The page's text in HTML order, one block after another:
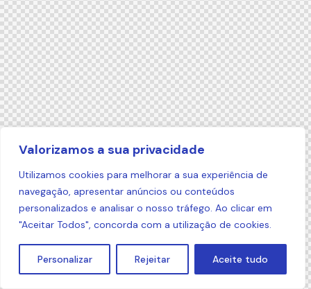
Valorizamos a sua privacidade
Utilizamos cookies para melhorar a sua experiência de
navegação, apresentar anúncios ou conteúdos
personalizados e analisar o nosso tráfego. Ao clicar em
"Aceitar Todos", concorda com a utilização de cookies.
Personalizar Rejeitar Aceite tudo